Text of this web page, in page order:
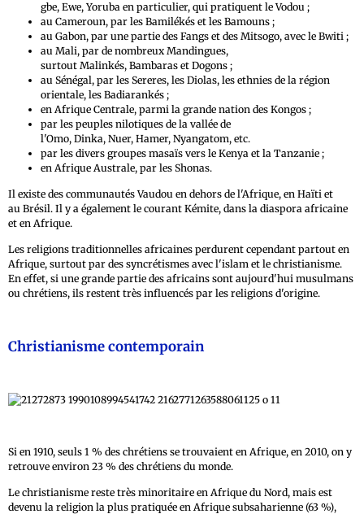
gbe, Ewe, Yoruba en particulier, qui pratiquent le Vodou ;
au Cameroun, par les Bamilékés et les Bamouns ;
au Gabon, par une partie des Fangs et des Mitsogo, avec le Bwiti ;
au Mali, par de nombreux Mandingues,
surtout Malinkés, Bambaras et Dogons ;
au Sénégal, par les Sereres, les Diolas, les ethnies de la région
orientale, les Badiarankés ;
en Afrique Centrale, parmi la grande nation des Kongos ;
par les peuples nilotiques de la vallée de
l'Omo, Dinka, Nuer, Hamer, Nyangatom, etc.
par les divers groupes masaïs vers le Kenya et la Tanzanie ;
en Afrique Australe, par les Shonas.
Il existe des communautés Vaudou en dehors de l'Afrique, en Haïti et
au Brésil. Il y a également le courant Kémite, dans la diaspora africaine
et en Afrique.
Les religions traditionnelles africaines perdurent cependant partout en
Afrique, surtout par des syncrétismes avec l'islam et le christianisme.
En effet, si une grande partie des africains sont aujourd'hui musulmans
ou chrétiens, ils restent très influencés par les religions d'origine.
Christianisme contemporain
Si en 1910, seuls 1 % des chrétiens se trouvaient en Afrique, en 2010, on y
retrouve environ 23 % des chrétiens du monde.
Le christianisme reste très minoritaire en Afrique du Nord, mais est
devenu la religion la plus pratiquée en Afrique subsaharienne (63 %),